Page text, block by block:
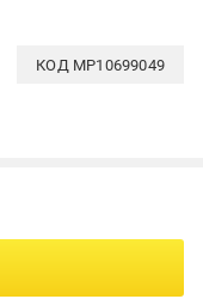
КОД MP10699049